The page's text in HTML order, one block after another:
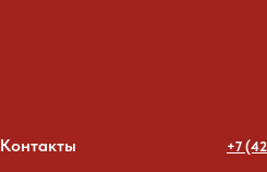
Контакты +7